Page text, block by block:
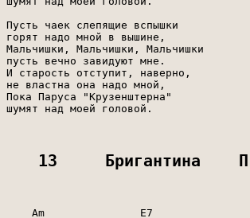
Пусть чаек слепящие вспышки
горят надо мной в вышине,
Мальчишки, Мальчишки, Мальчишки
пусть вечно завидуют мне.
И старость отступит, наверно,
не властна она надо мной,
Пока Паруса "Крузенштерна"
шумят над моей головой.
13     Бригантина
    Am               E7